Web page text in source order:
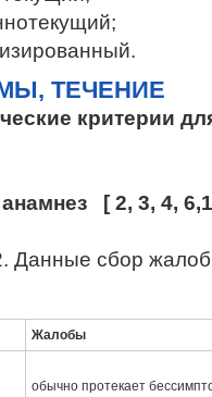
ТЕЧЕНИЕ
критерии
[ 2, 3, 4,
Данные сбор
Жалобы
обычно протекает